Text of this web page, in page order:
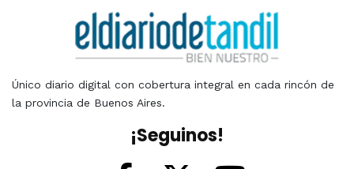
Único diario digital con cobertura integral en cada rincón de
la provincia de Buenos Aires.
¡Seguinos!